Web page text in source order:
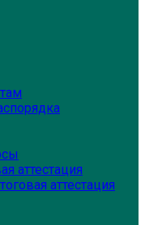
аттестация
аттестация